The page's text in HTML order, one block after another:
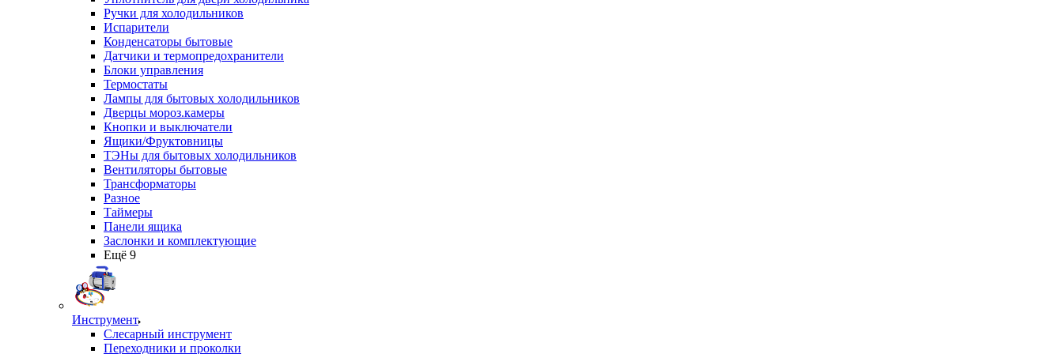
Ручки для холодильников
Испарители
Конденсаторы бытовые
Датчики и термопредохранители
Блоки управления
Термостаты
Лампы для бытовых холодильников
Дверцы мороз.камеры
Кнопки и выключатели
Ящики/Фруктовницы
ТЭНы для бытовых холодильников
Вентиляторы бытовые
Трансформаторы
Разное
Таймеры
Панели ящика
Заслонки и комплектующие
Ещё 9
Инструмент
Слесарный инструмент
Переходники и проколки